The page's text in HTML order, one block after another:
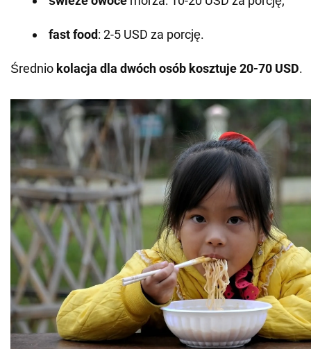
fast food: 2-5 USD za porcję.
Średnio kolacja dla dwóch osób kosztuje 20-70 USD.